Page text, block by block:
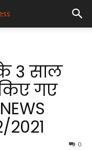
3 साल
गए
2021
0